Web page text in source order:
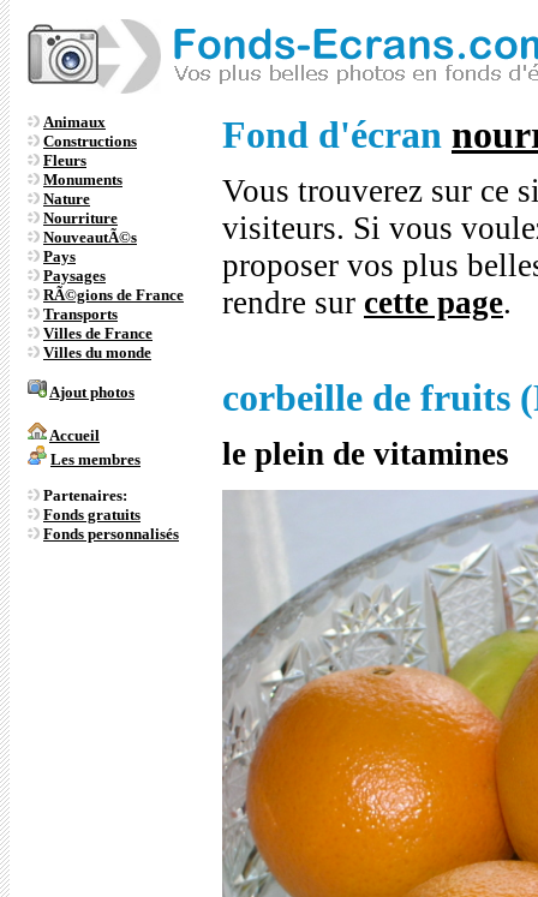
Animaux
Constructions
Fleurs
Monuments
Nature
Nourriture
NouveautÃ©s
Pays
Paysages
RÃ©gions de France
Transports
Villes de France
Villes du monde
Ajout photos
Accueil
Les membres
Partenaires:
Fonds gratuits
Fonds personnalisés
Fond d'écran
Vous trouverez sur ce
visiteurs. Si vous
proposer vos plus
rendre sur cette page.
corbeille de fruits
le plein de vitamines